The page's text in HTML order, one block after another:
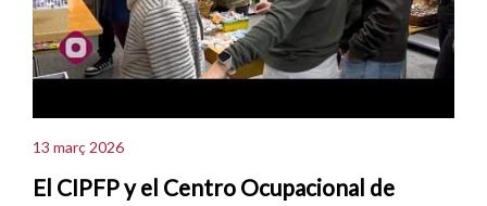
13 març 2026
El CIPFP y el Centro Ocupacional de